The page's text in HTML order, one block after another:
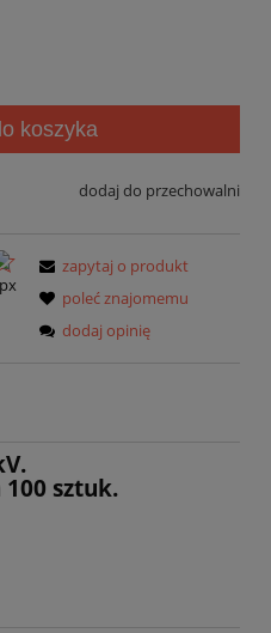
koszyka
dodaj do przechowalni
zapytaj o produkt
poleć znajomemu
dodaj opinię
sztuk.
kosztów płatności